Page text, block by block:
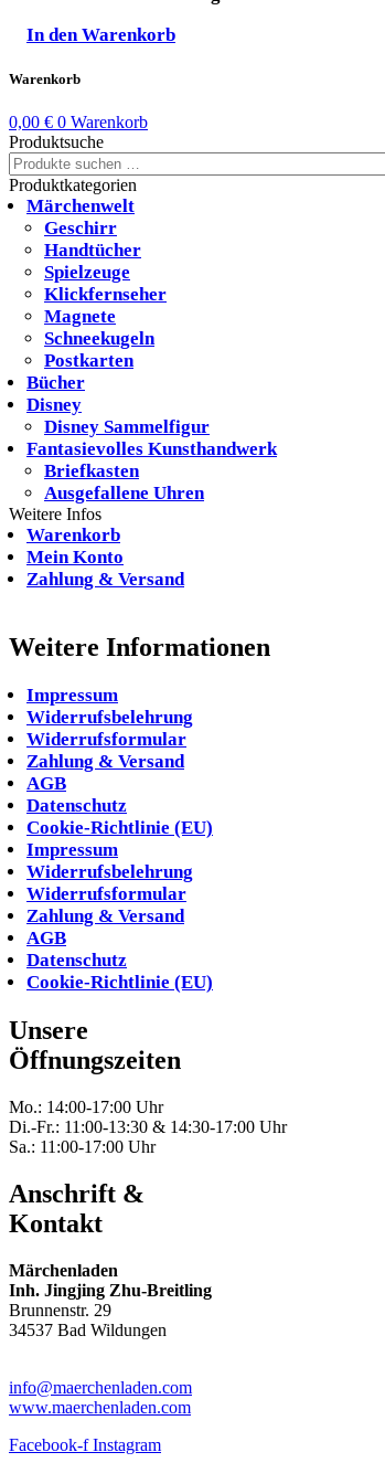
In den Warenkorb
Warenkorb
0,00 € 0 Warenkorb
Produktsuche
Suchen
nach:
Produktkategorien
Märchenwelt
Geschirr
Handtücher
Spielzeuge
Klickfernseher
Magnete
Schneekugeln
Postkarten
Bücher
Disney
Disney Sammelfigur
Fantasievolles Kunsthandwerk
Briefkasten
Ausgefallene Uhren
Weitere Infos
Warenkorb
Mein Konto
Zahlung & Versand
Weitere Informationen
Impressum
Widerrufsbelehrung
Widerrufsformular
Zahlung & Versand
AGB
Datenschutz
Cookie-Richtlinie (EU)
Impressum
Widerrufsbelehrung
Widerrufsformular
Zahlung & Versand
AGB
Datenschutz
Cookie-Richtlinie (EU)
Unsere
Öffnungszeiten
Mo.: 14:00-17:00 Uhr
Di.-Fr.: 11:00-13:30 & 14:30-17:00 Uhr
Sa.: 11:00-17:00 Uhr
Anschrift &
Kontakt
Märchenladen
Inh. Jingjing Zhu-Breitling
Brunnenstr. 29
34537 Bad Wildungen
info@maerchenladen.com
www.maerchenladen.com
Facebook-f Instagram